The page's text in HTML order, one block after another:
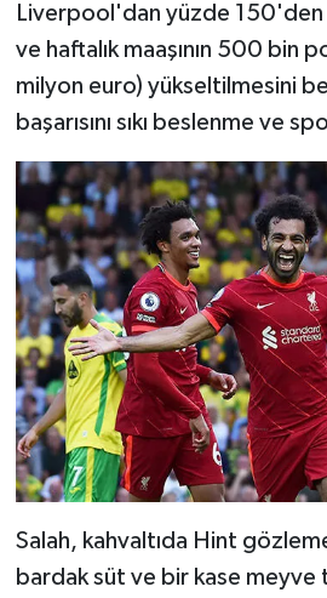
Liverpool'dan yüzde 150'den
ve haftalık maaşının 500 bin
milyon euro) yükseltilmesini
başarısını sıkı beslenme ve
Salah, kahvaltıda Hint
bardak süt ve bir kase